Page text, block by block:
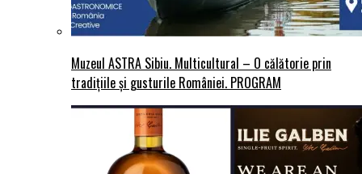
Muzeul ASTRA Sibiu. Multicultural – O călătorie prin
tradițiile și gusturile României. PROGRAM